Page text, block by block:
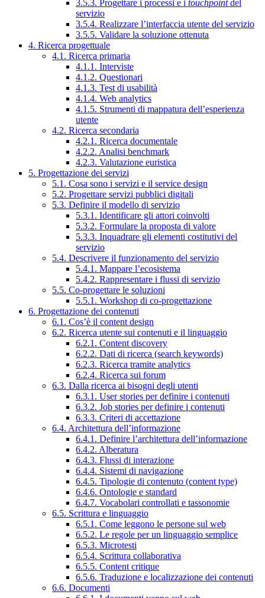
3.5.3. Progettare i processi e i touchpointdel
servizio
3.5.4. Realizzare l’interfaccia utente del servizio
3.5.5. Validare la soluzione ottenuta
4. Ricerca progettuale
4.1. Ricerca primaria
4.1.1. Interviste
4.1.2. Questionari
4.1.3. Test di usabilità
4.1.4. Web analytics
4.1.5. Strumenti di mappatura dell’esperienza
utente
4.2. Ricerca secondaria
4.2.1. Ricerca documentale
4.2.2. Analisi benchmark
4.2.3. Valutazione euristica
5. Progettazione dei servizi
5.1. Cosa sono i servizi e il service design
5.2. Progettare servizi pubblici digitali
5.3. Definire il modello di servizio
5.3.1. Identificare gli attori coinvolti
5.3.2. Formulare la proposta di valore
5.3.3. Inquadrare gli elementi costitutivi del
servizio
5.4. Descrivere il funzionamento del servizio
5.4.1. Mappare l’ecosistema
5.4.2. Rappresentare i flussi di servizio
5.5. Co-progettare le soluzioni
5.5.1. Workshop di co-progettazione
6. Progettazione dei contenuti
6.1. Cos’è il content design
6.2. Ricerca utente sui contenuti e il linguaggio
6.2.1. Content discovery
6.2.2. Dati di ricerca (search keywords)
6.2.3. Ricerca tramite analytics
6.2.4. Ricerca sui forum
6.3. Dalla ricerca ai bisogni degli utenti
6.3.1. User stories per definire i contenuti
6.3.2. Job stories per definire i contenuti
6.3.3. Criteri di accettazione
6.4. Architettura dell’informazione
6.4.1. Definire l’architettura dell’informazione
6.4.2. Alberatura
6.4.3. Flussi di interazione
6.4.4. Sistemi di navigazione
6.4.5. Tipologie di contenuto (content type)
6.4.6. Ontologie e standard
6.4.7. Vocabolari controllati e tassonomie
6.5. Scrittura e linguaggio
6.5.1. Come leggono le persone sul web
6.5.2. Le regole per un linguaggio semplice
6.5.3. Microtesti
6.5.4. Scrittura collaborativa
6.5.5. Content critique
6.5.6. Traduzione e localizzazione dei contenuti
6.6. Documenti